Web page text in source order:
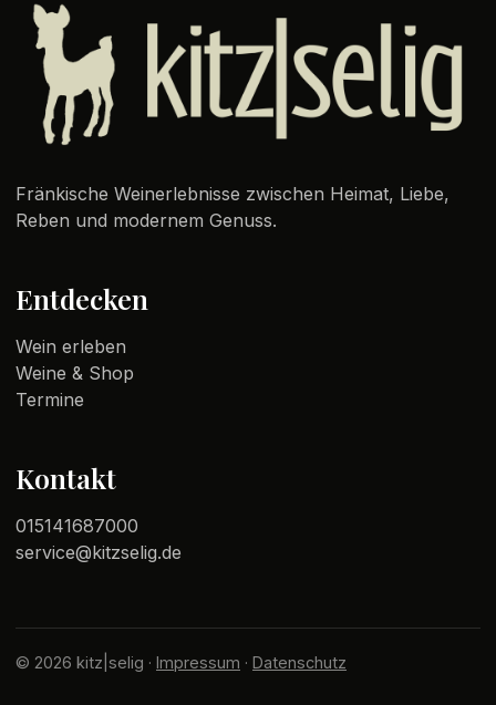
Fränkische Weinerlebnisse zwischen Heimat, Liebe,
Reben und modernem Genuss.
Entdecken
Wein erleben
Weine & Shop
Termine
Kontakt
015141687000
service@kitzselig.de
© 2026 kitz|selig · Impressum · Datenschutz